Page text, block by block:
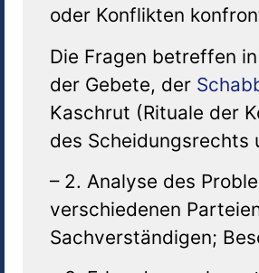
oder Konflikten
Die Fragen betreffen
der Gebete, der
Kaschrut (Rituale der
des Scheidungsrechts
– 2. Analyse des
verschiedenen
Sachverständigen;